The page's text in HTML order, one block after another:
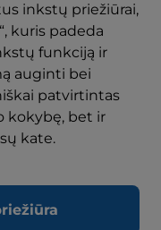
inkstų priežiūrai,
kuris padeda
funkciją ir
auginti bei
patvirtintas
kokybę, bet ir
kate.